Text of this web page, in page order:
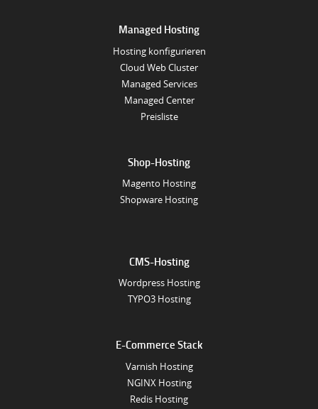
Managed Hosting
Hosting konfigurieren
Cloud Web Cluster
Managed Services
Managed Center
Preisliste
Shop-Hosting
Magento Hosting
Shopware Hosting
CMS-Hosting
Wordpress Hosting
TYPO3 Hosting
E-Commerce Stack
Varnish Hosting
NGINX Hosting
Redis Hosting